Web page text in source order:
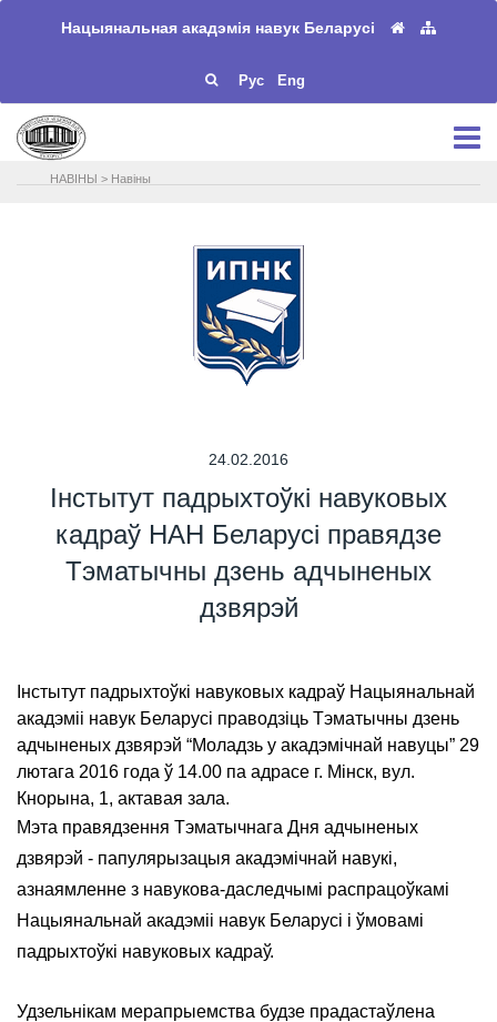
Нацыянальная акадэмія навук Беларусі
Рус Eng
НАВIНЫ > Навіны
24.02.2016
Інстытут падрыхтоўкі навуковых
кадраў НАН Беларусі правядзе
Тэматычны дзень адчыненых
дзвярэй
Інстытут падрыхтоўкі навуковых кадраў Нацыянальнай
акадэміі навук Беларусі праводзіць Тэматычны дзень
адчыненых дзвярэй “Моладзь у акадэмічнай навуцы” 29
лютага 2016 года ў 14.00 па адрасе г. Мінск, вул.
Кнорына, 1, актавая зала.
Мэта правядзення Тэматычнага Дня адчыненых
дзвярэй - папулярызацыя акадэмічнай навукі,
азнаямленне з навукова-даследчымі распрацоўкамі
Нацыянальнай акадэміі навук Беларусі і ўмовамі
падрыхтоўкі навуковых кадраў.
Удзельнікам мерапрыемства будзе прадастаўлена